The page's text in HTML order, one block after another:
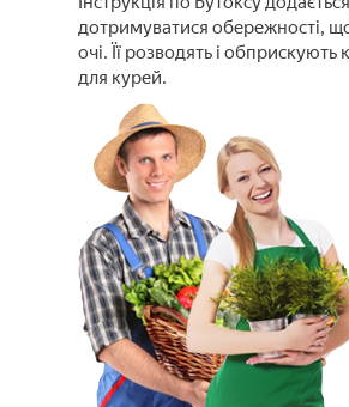
дотримуватися обережності,
очі. Її розводять і обприскують
для курей.